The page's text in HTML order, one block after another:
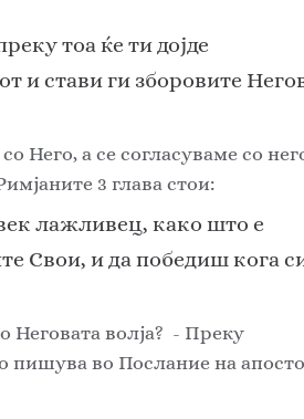
тоа ќе ти дојде
и стави ги зборовите
Него, а се согласуваме со
3 глава стои:
лажливец, како што е
Свои, и да победиш кога
Неговата волја?  - Преку
пишува во Послание на